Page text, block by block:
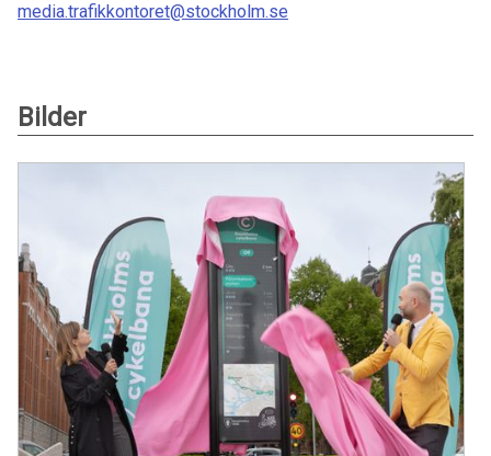
media.trafikkontoret@stockholm.se
Bilder